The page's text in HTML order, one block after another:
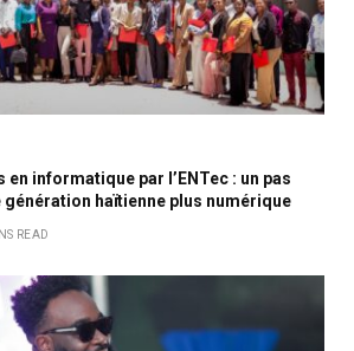
en informatique par l’ENTec : un pas
haïtienne plus numérique
READ